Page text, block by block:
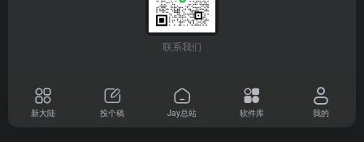
联系我们
新大陆 投个稿 Jay总站 软件库 我的